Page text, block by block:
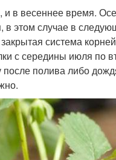
в весеннее время.
этом случае в
система
с середины июля по
полива либо